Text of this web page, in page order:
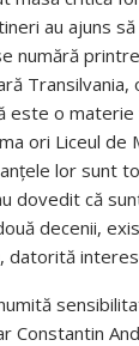
au ajuns
numără
este o
ori Liceul
lor sunt
dovedit că
decenii,
datorită
Constantin